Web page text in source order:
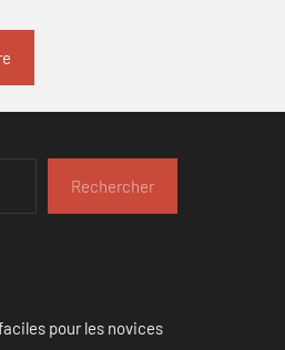
Rechercher
pour les novices